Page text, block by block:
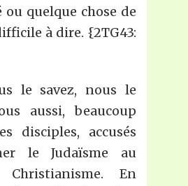
ou quelque chose de
à dire. {2TG43:
le savez, nous le
aussi, beaucoup
disciples, accusés
le Judaïsme au
En